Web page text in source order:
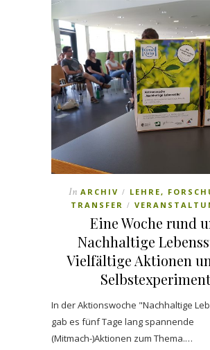
In ARCHIV / LEHRE,
TRANSFER /
Eine Woche rund
Nachhaltige
Vielfältige Aktionen
Selbstexperiment
In der Aktionswoche "Nachhaltige
gab es fünf Tage lang spannende
(Mitmach-)Aktionen zum Thema.…